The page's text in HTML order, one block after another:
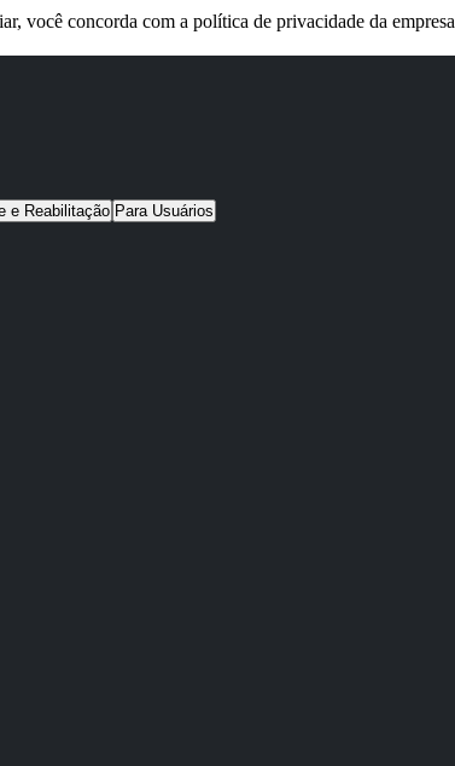
você concorda com a política de privacidade da empresa
e Reabilitação Para Usuários